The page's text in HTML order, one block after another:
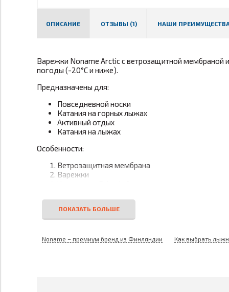
ОПИСАНИЕ ОТЗЫВЫ (1) НАШИ
Варежки Noname Arctic с ветрозащитной мембраной
погоды (-20°С и ниже).
Предназначены для:
Повседневной носки
Катания на горных лыжах
Активный отдых
Катания на лыжах
Особенности:
Ветрозащитная мембрана
Варежки
Износостойкие материалы на ладони
Для очень холодной погоды
Noname – премиум бренд из Финляндии Как выбрать